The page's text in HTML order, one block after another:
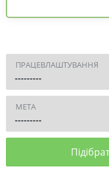
ПРАЦЕВЛАШТУВАННЯ
МЕТА